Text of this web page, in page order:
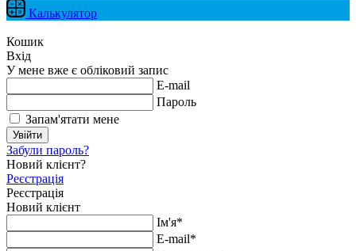
Калькулятор
Кошик
Вхід
У мене вже є обліковий запис
E-mail
Пароль
Запам'ятати мене
Увійти
Забули пароль?
Новий клієнт?
Реєстрація
Реєстрація
Новий клієнт
Ім'я*
E-mail*